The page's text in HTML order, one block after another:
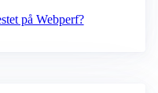
på Webperf?